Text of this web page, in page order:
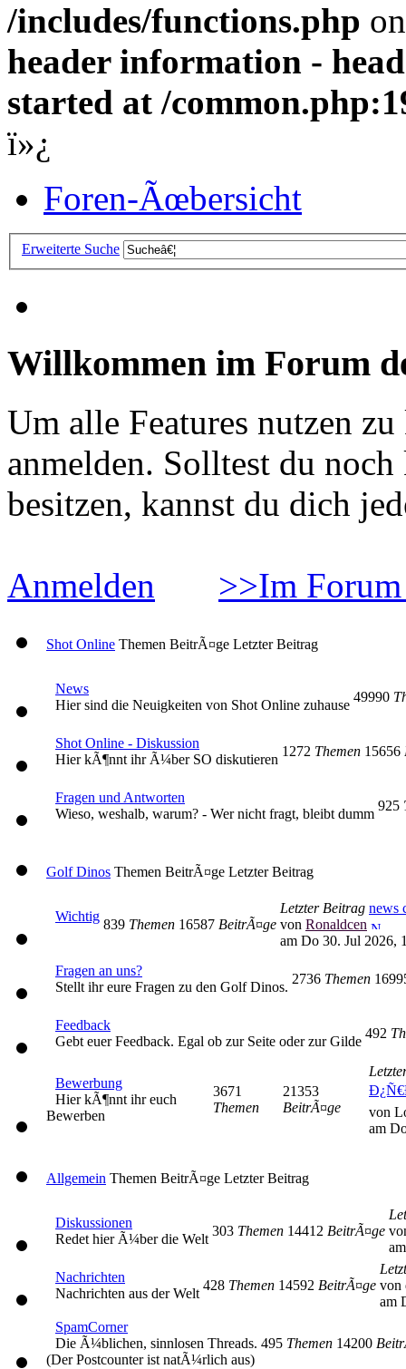
/includes/functions.php
header information -
started at /
ï»¿
Foren-Ãœbersicht
Erweiterte Suche
Willkommen im Forum
Um alle Features nutzen
anmelden. Solltest du
besitzen, kannst du dich
Anmelden >>Im
Shot Online Themen BeitrÃ¤ge Letzter Beitrag
News
Hier sind die Neuigkeiten von Shot Online zuhause
49990
Shot Online - Diskussion
Hier kÃ¶nnt ihr Ã¼ber SO diskutieren
1272 Themen 15656
Fragen und Antworten
Wieso, weshalb, warum? - Wer nicht fragt, bleibt dumm
925
Golf Dinos Themen BeitrÃ¤ge Letzter Beitrag
Wichtig
839 Themen 16587 BeitrÃ¤ge
Letzter Beitrag news
von Ronaldcen
am Do 30. Jul 2026,
Fragen an uns?
Stellt ihr eure Fragen zu den Golf Dinos.
2736 Themen
Feedback
Gebt euer Feedback. Egal ob zur Seite oder zur Gilde
492
Bewerbung
Hier kÃ¶nnt ihr euch
Bewerben
3671
Themen
21353
BeitrÃ¤ge
von
am
Allgemein Themen BeitrÃ¤ge Letzter Beitrag
Diskussionen
Redet hier Ã¼ber die Welt
303 Themen 14412 BeitrÃ¤ge
Nachrichten
Nachrichten aus der Welt
428 Themen 14592 BeitrÃ¤ge von
am
SpamCorner
Die Ã¼blichen, sinnlosen Threads.
(Der Postcounter ist natÃ¼rlich aus)
495 Themen 14200